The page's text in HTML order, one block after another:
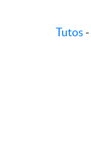
Tutos-